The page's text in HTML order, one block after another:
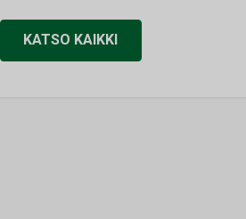
KATSO KAIKKI